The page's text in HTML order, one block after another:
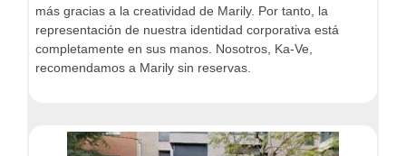
más gracias a la creatividad de Marily. Por tanto, la
representación de nuestra identidad corporativa está
completamente en sus manos. Nosotros, Ka-Ve,
recomendamos a Marily sin reservas.